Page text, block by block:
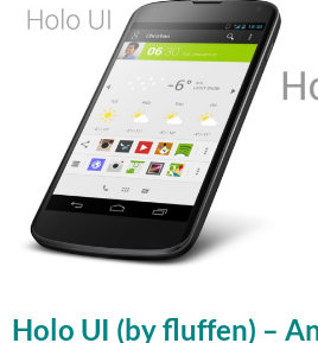
Holo UI (by fluffen) –